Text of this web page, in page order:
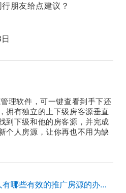
朋友给点建议？
理软件，可一键查看到手下还
拥有独立的上下级房客源垂直
到下级和他的房客源，并完成
个人房源，让你再也不用为缺
房产经纪人有哪些有效的推广房源的办法？